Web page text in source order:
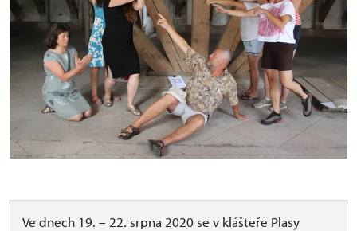
Ve dnech 19. – 22. srpna 2020 se v klášteře Plasy